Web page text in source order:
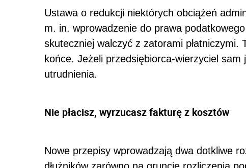
Ustawa o redukcji niektórych obciążeń
m. in. wprowadzenie do prawa
skuteczniej walczyć z zatorami
końce. Jeżeli przedsiębiorca-wierzyciel
utrudnienia.
Nie płacisz, wyrzucasz fakturę z kosztów
Nowe przepisy wprowadzają dwa dotkliwe